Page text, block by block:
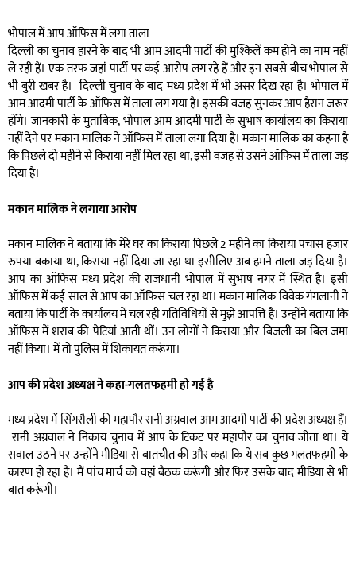
भोपाल में आप ऑफिस में लगा ताला
दिल्ली का चुनाव हारने के बाद भी आम आदमी पार्टी की मुश्किलें कम होने का नाम नहीं
ले रही हैं। एक तरफ जहां पार्टी पर कई आरोप लग रहे हैं और इन सबसे बीच भोपाल से
भी बुरी खबर है। दिल्ली चुनाव के बाद मध्य प्रदेश में भी असर दिख रहा है। भोपाल में
आम आदमी पार्टी के ऑफिस में ताला लग गया है। इसकी वजह सुनकर आप हैरान जरूर
होंगे। जानकारी के मुताबिक, भोपाल आम आदमी पार्टी के सुभाष कार्यालय का किराया
नहीं देने पर मकान मालिक ने ऑफिस में ताला लगा दिया है। मकान मालिक का कहना है
कि पिछले दो महीने से किराया नहीं मिल रहा था, इसी वजह से उसने ऑफिस में ताला जड़
दिया है।
मकान मालिक ने लगाया आरोप
मकान मालिक ने बताया कि मेरे घर का किराया पिछले 2 महीने का किराया पचास हजार
रुपया बकाया था, किराया नहीं दिया जा रहा था इसीलिए अब हमने ताला जड़ दिया है।
आप का ऑफिस मध्य प्रदेश की राजधानी भोपाल में सुभाष नगर में स्थित है। इसी
ऑफिस में कई साल से आप का ऑफिस चल रहा था। मकान मालिक विवेक गंगलानी ने
बताया कि पार्टी के कार्यालय में चल रही गतिविधियों से मुझे आपत्ति है। उन्होंने बताया कि
ऑफिस में शराब की पेटियां आती थीं। उन लोगों ने किराया और बिजली का बिल जमा
नहीं किया। में तो पुलिस में शिकायत करूंगा।
आप की प्रदेश अध्यक्ष ने कहा-गलतफहमी हो गई है
मध्य प्रदेश में सिंगरौली की महापौर रानी अग्रवाल आम आदमी पार्टी की प्रदेश अध्यक्ष हैं।
रानी अग्रवाल ने निकाय चुनाव में आप के टिकट पर महापौर का चुनाव जीता था। ये
सवाल उठने पर उन्होंने मीडिया से बातचीत की और कहा कि ये सब कुछ गलतफहमी के
कारण हो रहा है। मैं पांच मार्च को वहां बैठक करूंगी और फिर उसके बाद मीडिया से भी
बात करूंगी।